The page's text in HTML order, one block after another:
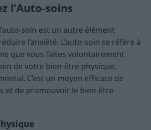
l’Auto-soins
soin est un autre élément
l’anxiété. L’auto-soin se réfère à
que vous faites volontairement
de votre bien-être physique,
C’est un moyen efficace de
et de promouvoir le bien-être